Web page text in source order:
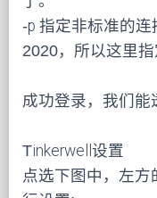
-p 指定非标准的连
2020，所以这里指
成功登录，我们能
Tinkerwell设置
点选下图中，左